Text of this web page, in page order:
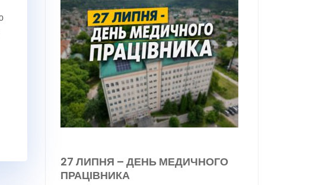
27 ЛИПНЯ – ДЕНЬ МЕДИЧНОГО
ПРАЦІВНИКА